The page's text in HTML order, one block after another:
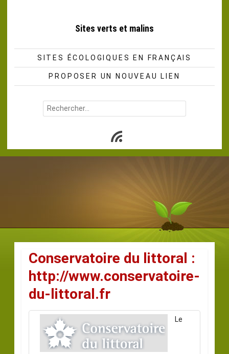
Sites verts et malins
SITES ÉCOLOGIQUES EN FRANÇAIS
PROPOSER UN NOUVEAU LIEN
Rechercher :
Subscribe
Conservatoire du littoral :
http://www.conservatoire-
du-littoral.fr
Le